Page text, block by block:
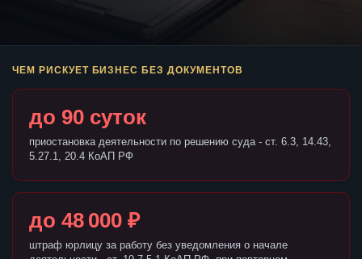
ЧЕМ РИСКУЕТ БИЗНЕС БЕЗ ДОКУМЕНТОВ
до 90 суток
приостановка деятельности по решению суда - ст. 6.3, 14.43,
5.27.1, 20.4 КоАП РФ
до 48 000 ₽
штраф юрлицу за работу без уведомления о начале